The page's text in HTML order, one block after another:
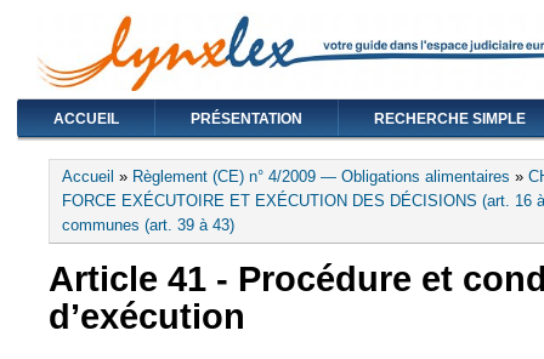
ACCUEIL PRÉSENTATION RECHERCHE SIMPLE
Vous êtes ici
Accueil » Règlement (CE) n° 4/2009 — Obligations alimentaires »
FORCE EXÉCUTOIRE ET EXÉCUTION DES DÉCISIONS (art. 16
communes (art. 39 à 43)
Article 41 - Procédure et
d’exécution